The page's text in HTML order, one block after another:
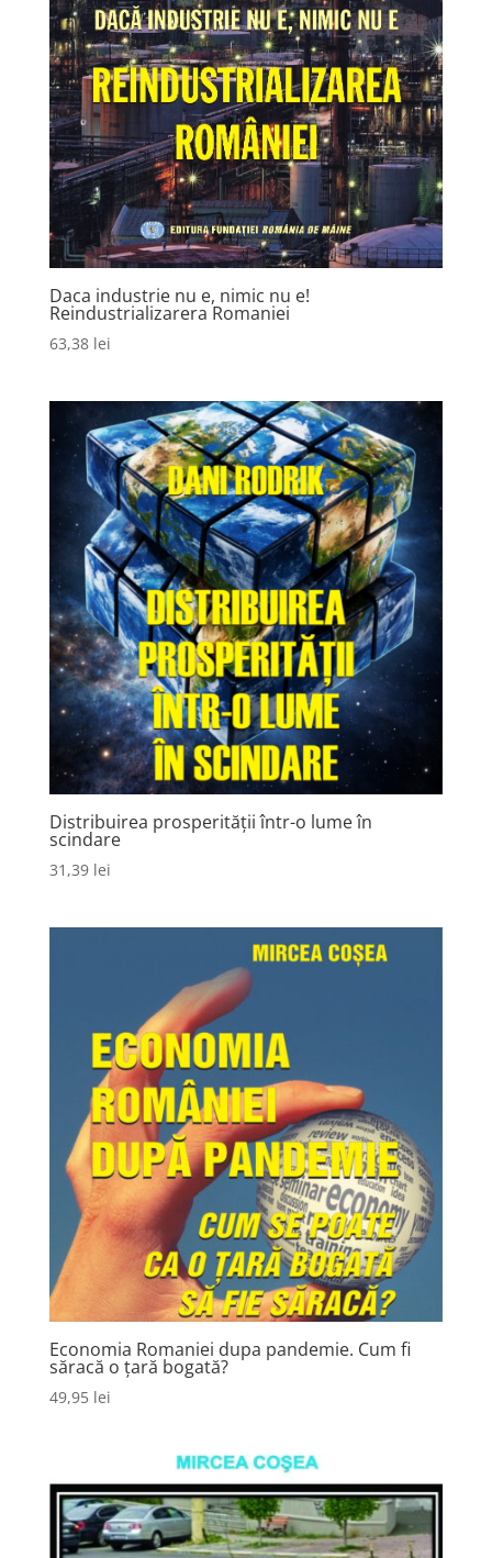
Daca industrie nu e, nimic nu e!
Reindustrializarera Romaniei
63,38 lei
Distribuirea prosperității într-o lume în
scindare
31,39 lei
Economia Romaniei dupa pandemie. Cum fi
săracă o țară bogată?
49,95 lei